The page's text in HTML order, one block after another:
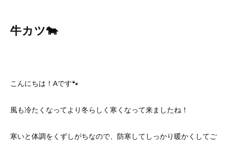
牛カツ🐄
こんにちは！Aです🐾
風も冷たくなってより冬らしく寒くなって来ましたね！
寒いと体調をくずしがちなので、防寒してしっかり暖かくしてご